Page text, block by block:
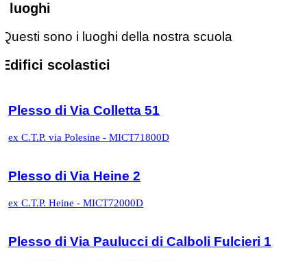
I luoghi
Questi sono i luoghi della nostra scuola
Edifici scolastici
Plesso di Via Colletta 51
ex C.T.P. via Polesine - MICT71800D
Plesso di Via Heine 2
ex C.T.P. Heine - MICT72000D
Plesso di Via Paulucci di Calboli Fulcieri 1